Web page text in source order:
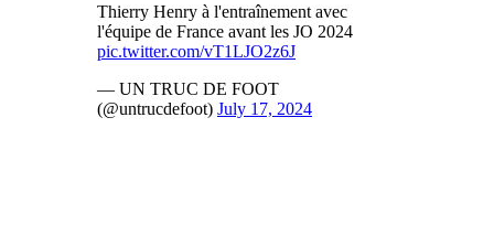
Thierry Henry à l'entraînement avec
l'équipe de France avant les JO 2024
pic.twitter.com/vT1LJO2z6J
— UN TRUC DE FOOT
(@untrucdefoot) July 17, 2024